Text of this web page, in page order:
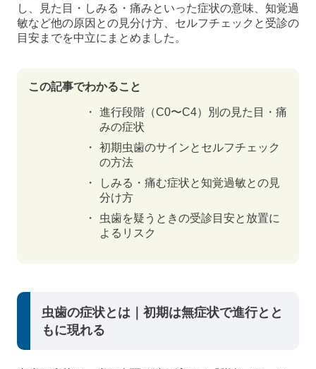
し、見た目・しみる・痛みといった症状の意味、知覚過
敏など他の原因との見分け方、セルフチェックと受診の
目安までを中立にまとめました。
この記事でわかること
進行段階（C0〜C4）別の見た目・痛
みの症状
初期虫歯のサインとセルフチェック
の方法
しみる・痛む症状と知覚過敏との見
分け方
虫歯を疑うときの受診目安と放置に
よるリスク
虫歯の症状とは｜初期は無症状で進行とと
もに現れる